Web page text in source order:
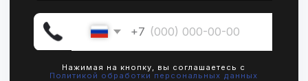
ТАЙНЫЕ НЕДОСТАТКИ
ОПАСНОСТЬ ПОТЕРИ
АВТОМОБИЛЯ ИЗ-ЗА ЕГО
КОНФИСКАЦИИ ИЛИ КРАЖИ.